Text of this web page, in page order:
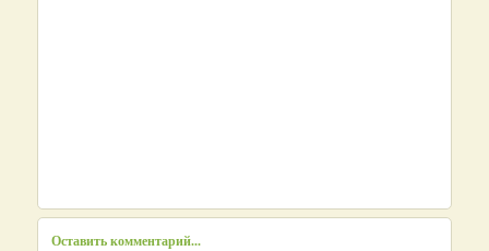
Оставить комментарий...